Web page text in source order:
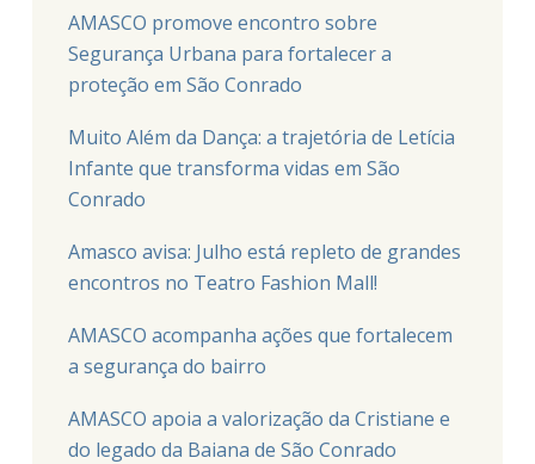
AMASCO promove encontro sobre
Segurança Urbana para fortalecer a
proteção em São Conrado
Muito Além da Dança: a trajetória de Letícia
Infante que transforma vidas em São
Conrado
Amasco avisa: Julho está repleto de grandes
encontros no Teatro Fashion Mall!
AMASCO acompanha ações que fortalecem
a segurança do bairro
AMASCO apoia a valorização da Cristiane e
do legado da Baiana de São Conrado